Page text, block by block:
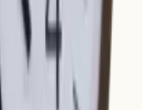
попадает в
в ленту